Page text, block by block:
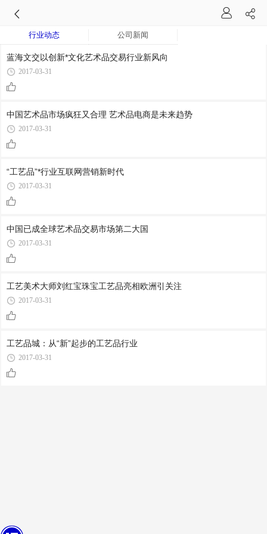
行业动态 公司新闻
蓝海文交以创新*文化艺术品交易行业新风向
2017-03-31
中国艺术品市场疯狂又合理 艺术品电商是未来趋势
2017-03-31
“工艺品”*行业互联网营销新时代
2017-03-31
中国已成全球艺术品交易市场第二大国
2017-03-31
工艺美术大师刘红宝珠宝工艺品亮相欧洲引关注
2017-03-31
工艺品城：从“新”起步的工艺品行业
2017-03-31